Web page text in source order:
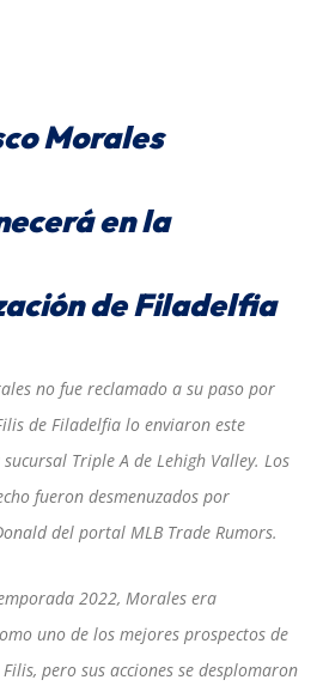
Morales
en la
de Filadelfia
no fue reclamado a su paso por
de Filadelfia lo enviaron este
Triple A de Lehigh Valley. Los
fueron desmenuzados por
del portal MLB Trade Rumors.
2022, Morales era
uno de los mejores prospectos de
pero sus acciones se desplomaron